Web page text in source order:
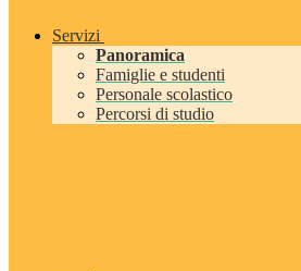
Servizi
Panoramica
Famiglie e studenti
Personale scolastico
Percorsi di studio